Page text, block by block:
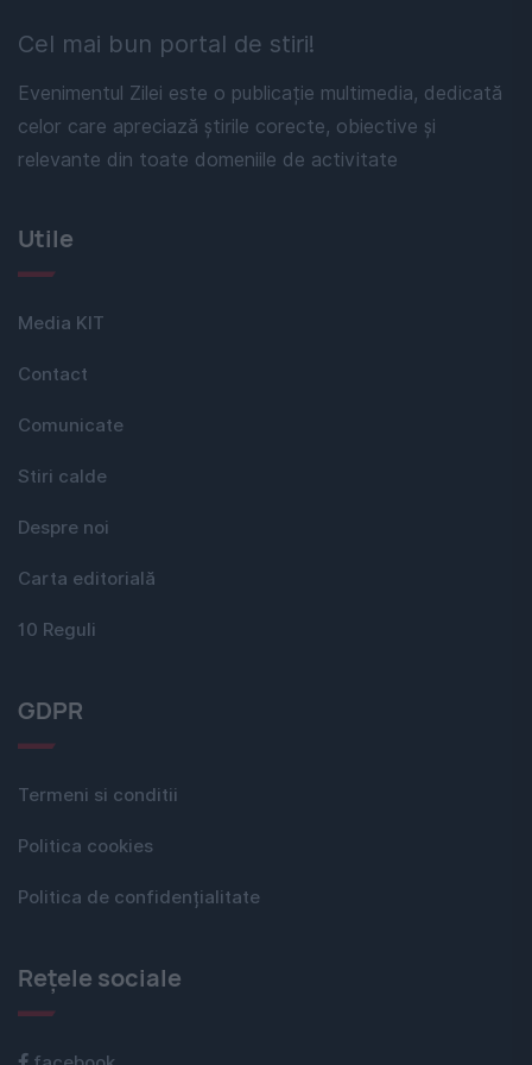
Cel mai bun portal de stiri!
Evenimentul Zilei este o publicație multimedia, dedicată
celor care apreciază știrile corecte, obiective și
relevante din toate domeniile de activitate
Utile
Media KIT
Contact
Comunicate
Stiri calde
Despre noi
Carta editorială
10 Reguli
GDPR
Termeni si conditii
Politica cookies
Politica de confidențialitate
Rețele sociale